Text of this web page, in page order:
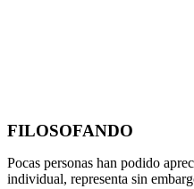
FILOSOFANDO
Pocas personas han podido
individual, representa sin